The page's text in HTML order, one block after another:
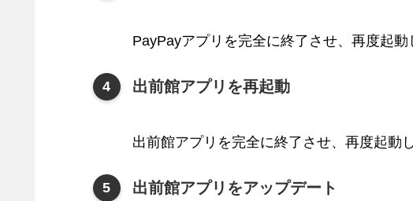
PayPayアプリを完全に終了させ、再度起動
出前館アプリを再起動
出前館アプリを完全に終了させ、再度起動
出前館アプリをアップデート